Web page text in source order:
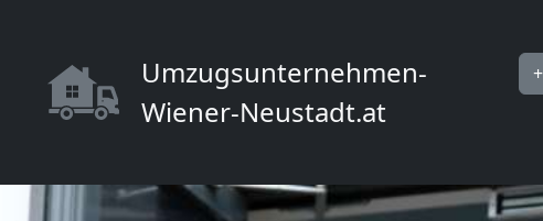
Umzugsunternehmen-
Wiener-Neustadt.at